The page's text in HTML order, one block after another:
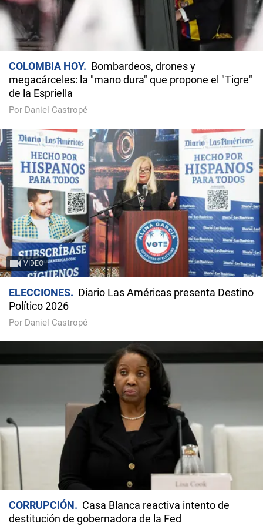
COLOMBIA HOY
Bombardeos, drones y
megacárceles: la "mano dura" que propone el "Tigre"
de la Espriella
Por Daniel Castropé
VIDEO
ELECCIONES
Diario Las Américas presenta Destino
Político 2026
Por Daniel Castropé
CORRUPCIÓN
Casa Blanca reactiva intento de
destitución de gobernadora de la Fed